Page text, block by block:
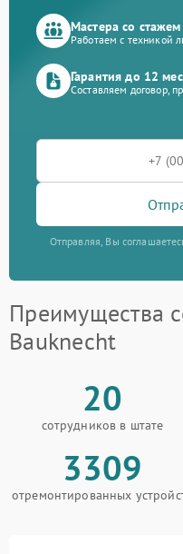
Мастера со стажем
Работаем с техникой
Гарантия до 12
Составляем договор,
Отправляя, Вы
Преимущества
Bauknecht
20
сотрудников в штате
3309
отремонтированных